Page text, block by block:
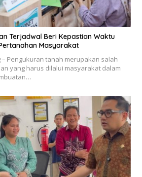
Terjadwal Beri Kepastian Waktu
Masyarakat
– Pengukuran tanah merupakan salah
yang harus dilalui masyarakat dalam